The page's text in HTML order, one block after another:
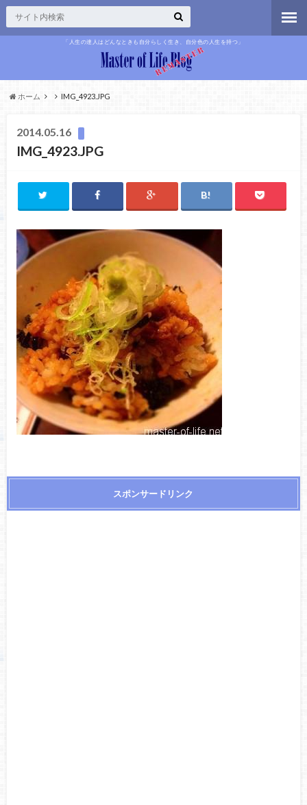
「人生の達人はどんなときも自分らしく生き、自分色の人生を持つ」
ホーム IMG_4923.JPG
2014.05.16
IMG_4923.JPG
スポンサードリンク